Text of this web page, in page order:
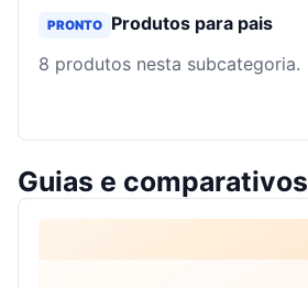
PRONTO
Produtos para pais
8 produtos nesta subcategoria.
Guias e comparativos